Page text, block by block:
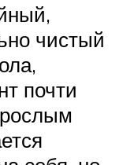
чистый
почти